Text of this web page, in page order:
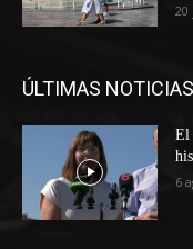
20
ÚLTIMAS NOTICIAS
El
6